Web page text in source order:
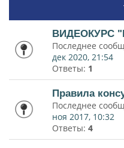
ВИДЕОКУРС
Последнее
дек 2020, 21:54
Ответы: 1
Правила
Последнее
ноя 2017, 10:32
Ответы: 4